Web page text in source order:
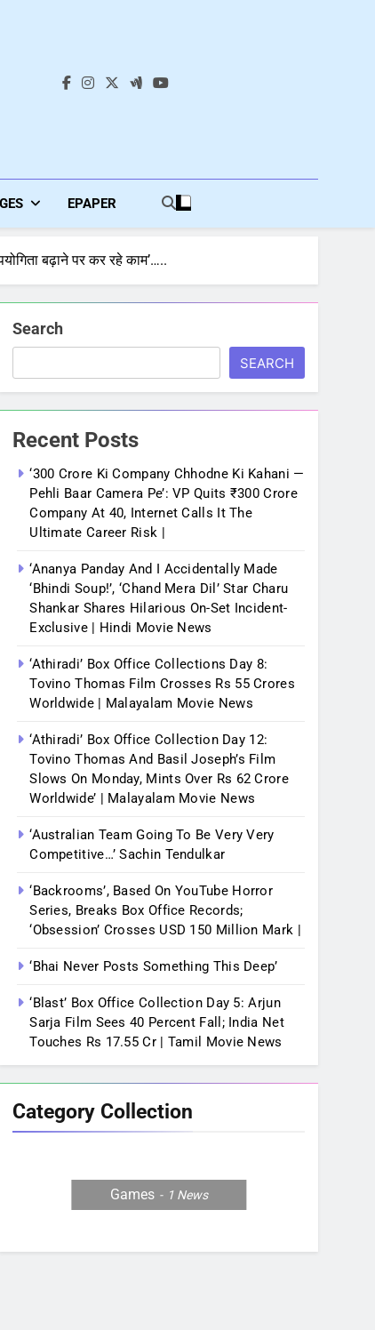
EPAPER
बढ़ाने पर कर रहे काम’…..
Search
SEARCH
Recent Posts
‘300 Crore Ki Company Chhodne Ki Kahani —
Pehli Baar Camera Pe’: VP Quits ₹300 Crore
Company At 40, Internet Calls It The
Ultimate Career Risk |
‘Ananya Panday And I Accidentally Made
‘bhindi Soup!’, ‘Chand Mera Dil’ Star Charu
Shankar Shares Hilarious On-Set Incident-
Exclusive | Hindi Movie News
‘Athiradi’ Box Office Collections Day 8:
Tovino Thomas Film Crosses Rs 55 Crores
Worldwide | Malayalam Movie News
‘Athiradi’ Box Office Collection Day 12:
Tovino Thomas And Basil Joseph’s Film
Slows On Monday, Mints Over Rs 62 Crore
Worldwide’ | Malayalam Movie News
‘Australian Team Going To Be Very Very
Competitive…’ Sachin Tendulkar
‘Backrooms’, Based On YouTube Horror
Series, Breaks Box Office Records;
‘Obsession’ Crosses USD 150 Million Mark |
‘Bhai Never Posts Something This Deep’
‘Blast’ Box Office Collection Day 5: Arjun
Sarja Film Sees 40 Percent Fall; India Net
Touches Rs 17.55 Cr | Tamil Movie News
Category Collection
Games 1 News